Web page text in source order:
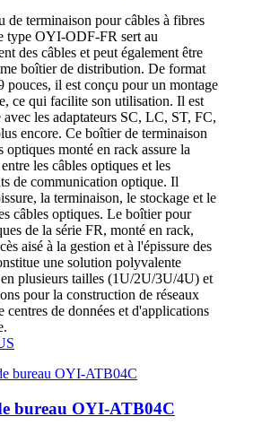
de terminaison pour câbles à fibres
type OYI-ODF-FR sert au
des câbles et peut également être
boîtier de distribution. De format
pouces, il est conçu pour un montage
ce qui facilite son utilisation. Il est
les adaptateurs SC, LC, ST, FC,
encore. Ce boîtier de terminaison
optiques monté en rack assure la
les câbles optiques et les
de communication optique. Il
la terminaison, le stockage et le
câbles optiques. Le boîtier pour
de la série FR, monté en rack,
aisé à la gestion et à l'épissure des
une solution polyvalente
plusieurs tailles (1U/2U/3U/4U) et
pour la construction de réseaux
centres de données et d'applications
bureau OYI-ATB04C